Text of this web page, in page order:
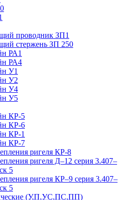
проводник ЗП1
стержень ЗП 250
РА1
РА4
У1
У2
У4
У5
КР-5
КР-6
КР-1
КР-7
ригеля КР‑8
ригеля Д–12 серия 3.407–
5
ригеля КР–9 серия 3.407–
5
(У,П,УС,ПС,ПП)